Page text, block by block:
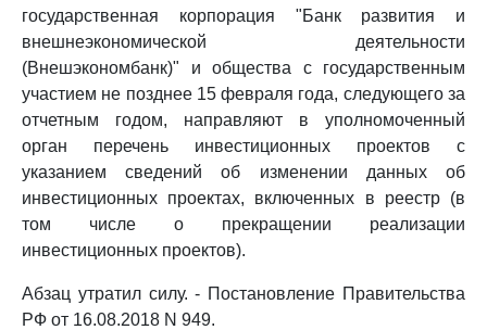
государственная корпорация "Банк развития и
внешнеэкономической деятельности
(Внешэкономбанк)" и общества с государственным
участием не позднее 15 февраля года, следующего за
отчетным годом, направляют в уполномоченный
орган перечень инвестиционных проектов с
указанием сведений об изменении данных об
инвестиционных проектах, включенных в реестр (в
том числе о прекращении реализации
инвестиционных проектов).
Абзац утратил силу. - Постановление Правительства
РФ от 16.08.2018 N 949.